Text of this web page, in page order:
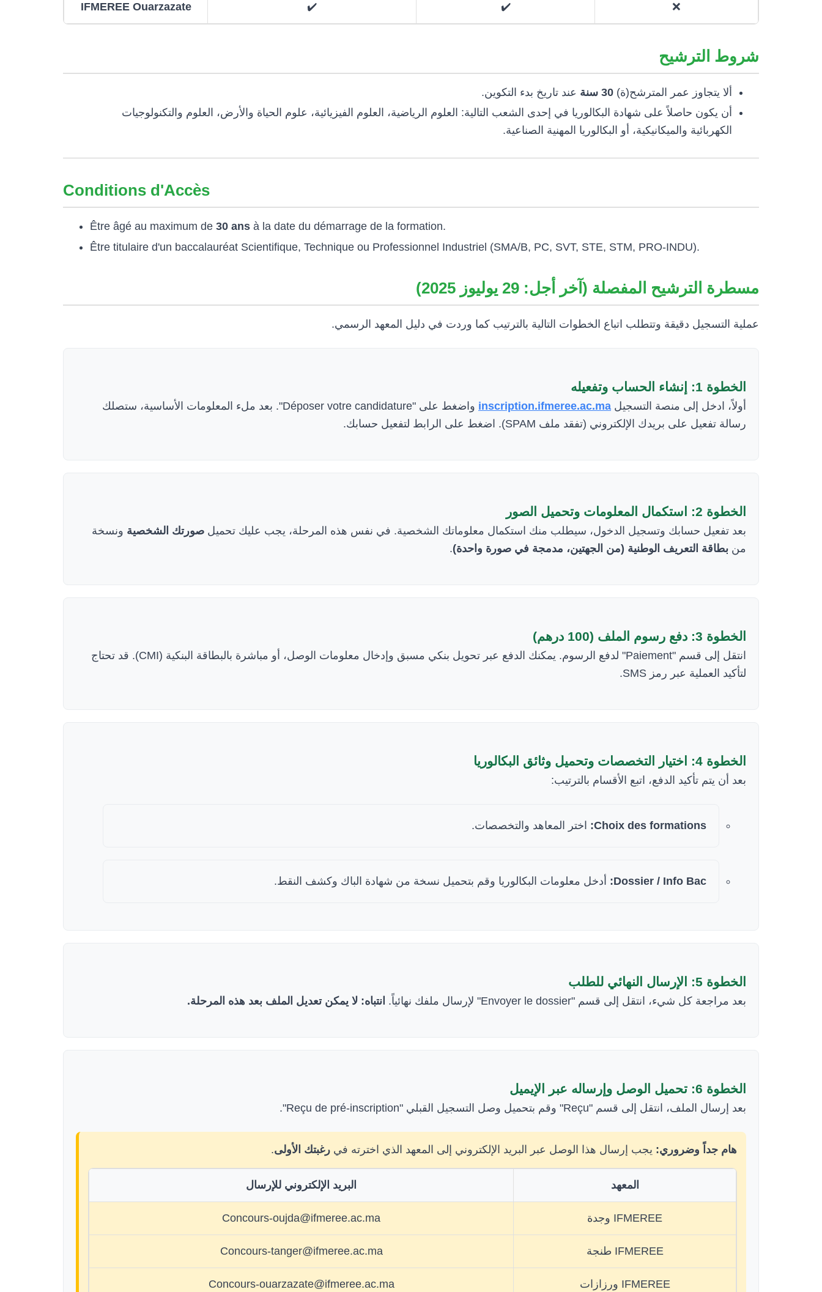
IFMEREE Ouarzazate ✔️ ✔️ ❌
شروط الترشيح
ألا يتجاوز عمر المترشح(ة) 30 سنة
عند تاريخ بدء التكوين.
أن يكون حاصلاً على شهادة البكالوريا في إحدى الشعب التالية: العلوم الرياضية، العلوم الفيزيائية، علوم الحياة والأرض، العلوم والتكنولوجيات
الكهربائية والميكانيكية، أو البكالوريا المهنية الصناعية.
Conditions d'Accès
Être âgé au maximum de 30 ans à la date du démarrage de la formation.
Être titulaire d'un baccalauréat Scientifique, Technique ou Professionnel Industriel (SMA/B, PC, SVT, STE, STM, PRO-INDU).
مسطرة الترشيح المفصلة (آخر أجل: 29 يوليوز 2025)
عملية التسجيل دقيقة وتتطلب اتباع الخطوات التالية بالترتيب كما وردت في دليل المعهد الرسمي.
الخطوة 1: إنشاء الحساب وتفعيله
أولاً، ادخل إلى منصة التسجيل inscription.ifmeree.ac.ma
واضغط على "Déposer votre candidature". بعد ملء المعلومات الأساسية، ستصلك
رسالة تفعيل على بريدك الإلكتروني (تفقد ملف SPAM). اضغط على الرابط لتفعيل حسابك.
الخطوة 2: استكمال المعلومات وتحميل الصور
بعد تفعيل حسابك وتسجيل الدخول، سيطلب منك استكمال معلوماتك الشخصية. في نفس هذه المرحلة، يجب عليك تحميل صورتك الشخصية ونسخة
من بطاقة التعريف الوطنية (من الجهتين، مدمجة في صورة واحدة).
الخطوة 3: دفع رسوم الملف (100 درهم)
انتقل إلى قسم "Paiement" لدفع الرسوم. يمكنك الدفع عبر تحويل بنكي مسبق وإدخال معلومات الوصل، أو مباشرة بالبطاقة البنكية (CMI). قد تحتاج
لتأكيد العملية عبر رمز SMS.
الخطوة 4: اختيار التخصصات وتحميل وثائق البكالوريا
بعد أن يتم تأكيد الدفع، اتبع الأقسام بالترتيب:
Choix des formations: اختر المعاهد والتخصصات.
Dossier / Info Bac: أدخل معلومات البكالوريا وقم بتحميل نسخة من شهادة الباك وكشف النقط.
الخطوة 5: الإرسال النهائي للطلب
بعد مراجعة كل شيء، انتقل إلى قسم "Envoyer le dossier" لإرسال ملفك نهائياً. انتباه: لا يمكن تعديل الملف بعد هذه المرحلة.
الخطوة 6: تحميل الوصل وإرساله عبر الإيميل
بعد إرسال الملف، انتقل إلى قسم "Reçu" وقم بتحميل وصل التسجيل القبلي "Reçu de pré-inscription".
هام جداً وضروري: يجب إرسال هذا الوصل عبر البريد الإلكتروني إلى المعهد الذي اخترته في رغبتك الأولى.
المعهد البريد الإلكتروني للإرسال
IFMEREE وجدة Concours-oujda@ifmeree.ac.ma
IFMEREE طنجة Concours-tanger@ifmeree.ac.ma
IFMEREE ورزازات Concours-ouarzazate@ifmeree.ac.ma